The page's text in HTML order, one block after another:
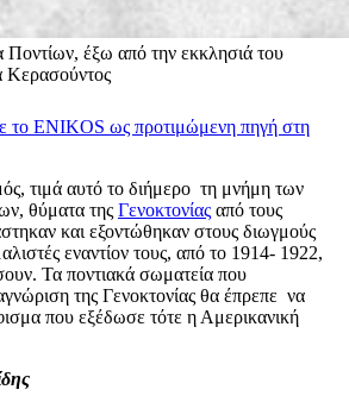
έξω από την εκκλησιά του
Κερασούντος
το ENIKOS ως προτιμώμενη πηγή στη
τιμά αυτό το διήμερο τη μνήμη των
θύματα της Γενοκτονίας από τους
και εξοντώθηκαν στους διωγμούς
εναντίον τους, από το 1914- 1922,
Τα ποντιακά σωματεία που
της Γενοκτονίας θα έπρεπε να
που εξέδωσε τότε η Αμερικανική